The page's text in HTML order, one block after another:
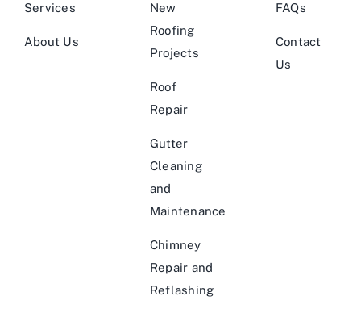
Services
About Us
New
Roofing
Projects
Roof
Repair
Gutter
Cleaning
and
Maintenance
Chimney
Repair and
Reflashing
FAQs
Contact
Us